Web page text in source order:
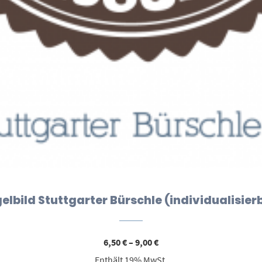
Stuttgarter Bürschle
6,50€– 9,00€Preisspanne: